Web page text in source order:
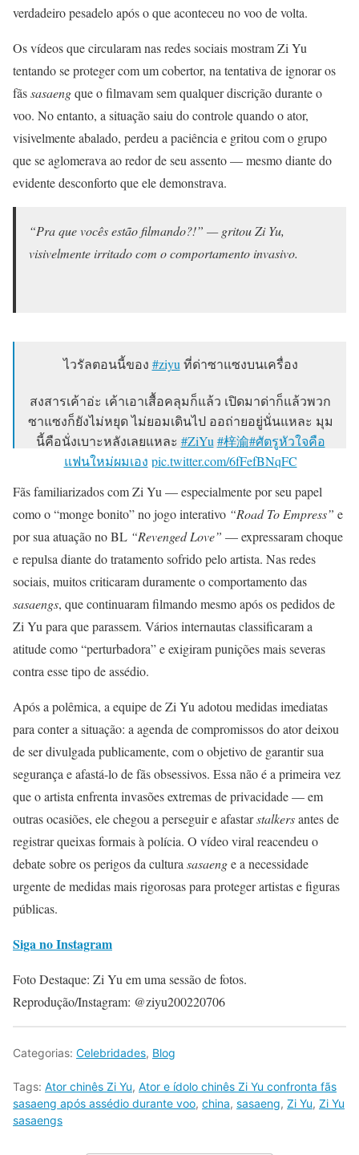
verdadeiro pesadelo após o que aconteceu no voo de volta.
Os vídeos que circularam nas redes sociais mostram Zi Yu
tentando se proteger com um cobertor, na tentativa de ignorar os
fãssasaengque o filmavam sem qualquer discrição durante o
voo. No entanto, a situação saiu do controle quando o ator,
visivelmente abalado, perdeu a paciência e gritou com o grupo
que se aglomerava ao redor de seu assento — mesmo diante do
evidente desconforto que ele demonstrava.
“Pra que vocês estão filmando?!” — gritou Zi Yu,
visivelmente irritado com o comportamento invasivo.
ไวรัลตอนนี้ของ #ziyu ที่ด่าซาแซงบนเครื่อง
สงสารเค้าอ่ะ เค้าเอาเสื้อคลุมก็แล้ว เปิดมาด่าก็แล้วพวก
ซาแซงก็ยังไม่หยุด ไม่ยอมเดินไป ออถ่ายอยู่นั่นแหละ มุม
นี้คือนั่งเบาะหลังเลยแหละ #ZiYu #梓渝#ศัตรูหัวใจคือ
แฟนใหม่ผมเอง pic.twitter.com/6fFefBNqFC
— 🎀🐰🌹🐻🐸🐶🐈‍⬛🐬 (@TifFaNy_9member)July 22,
2025
Fãs familiarizados com Zi Yu — especialmente por seu papel
como o “monge bonito” no jogo interativo “Road To Empress” e
por sua atuação no BL “Revenged Love” — expressaram choque
e repulsa diante do tratamento sofrido pelo artista. Nas redes
sociais, muitos criticaram duramente o comportamento das
sasaengs, que continuaram filmando mesmo após os pedidos de
Zi Yu para que parassem. Vários internautas classificaram a
atitude como “perturbadora” e exigiram punições mais severas
contra esse tipo de assédio.
Após a polêmica, a equipe de Zi Yu adotou medidas imediatas
para conter a situação: a agenda de compromissos do ator deixou
de ser divulgada publicamente, com o objetivo de garantir sua
segurança e afastá-lo de fãs obsessivos. Essa não é a primeira vez
que o artista enfrenta invasões extremas de privacidade — em
outras ocasiões, ele chegou a perseguir e afastarstalkersantes de
registrar queixas formais à polícia. O vídeo viral reacendeu o
debate sobre os perigos da cultura sasaenge a necessidade
urgente de medidas mais rigorosas para proteger artistas e figuras
públicas.
Siga no Instagram
Foto Destaque: Zi Yu em uma sessão de fotos.
Reprodução/Instagram: @ziyu200220706
Categorias: Celebridades, Blog
Tags: Ator chinês Zi Yu, Ator e ídolo chinês Zi Yu confronta fãs
sasaeng após assédio durante voo, china, sasaeng, Zi Yu, Zi Yu
sasaengs